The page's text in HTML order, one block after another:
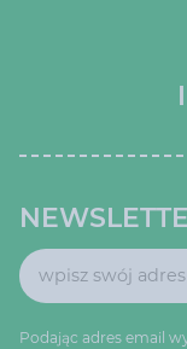
Podając adres email